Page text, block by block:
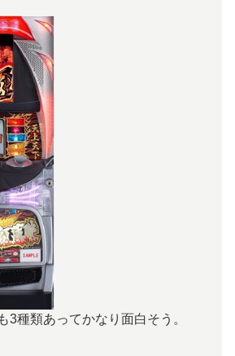
3種類あってかなり面白そう。